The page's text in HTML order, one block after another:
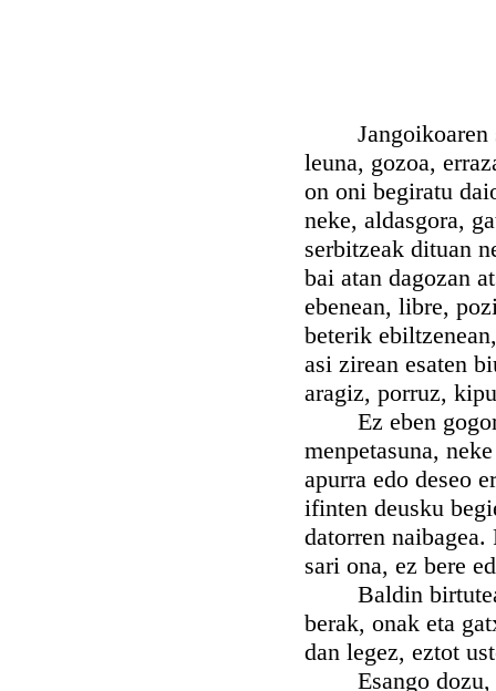
Jangoikoaren
leuna, gozoa,
on oni begiratu
neke, aldasgora,
serbitzeak dituan
bai atan dagozan
ebenean, libre,
beterik
asi zirean esaten
aragiz, porruz,
Ez eben
menpetasuna,
apurra edo deseo
ifinten deusku
datorren
sari ona, ez bere
Baldin birtutea
berak, onak eta
dan legez, eztot
Esango dozu,